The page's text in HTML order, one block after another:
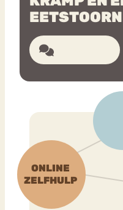
Bouli
mia
Nerv
osa
Eetstoornis
Orthorexia